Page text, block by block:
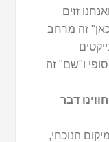
זזים
זה מרחב
ו"שם" זה
דבר
הנוכחי,